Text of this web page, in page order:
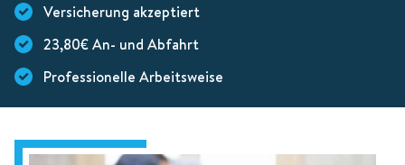
Versicherung akzeptiert
23,80€ An- und Abfahrt
Professionelle Arbeitsweise